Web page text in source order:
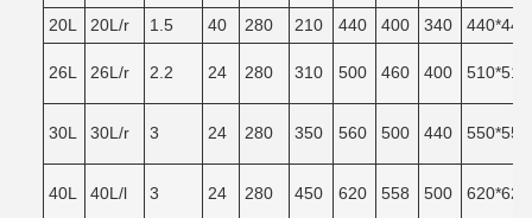
20L
20L/r 1.5 40 280 210 440 400 340 440*440
26L 26L/r 2.2 24 280 310 500 460 400 510*510
30L 30L/r 3 24 280 350 560 500 440 550*550
40L 40L/l 3 24 280 450 620 558 500 620*620